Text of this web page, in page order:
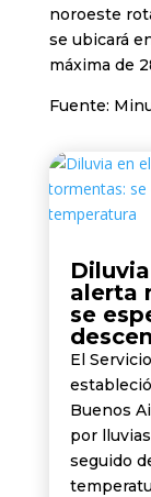
noroeste
se ubicará
máxima de
Fuente:
alerta
se
El
Buenos
por
seguido